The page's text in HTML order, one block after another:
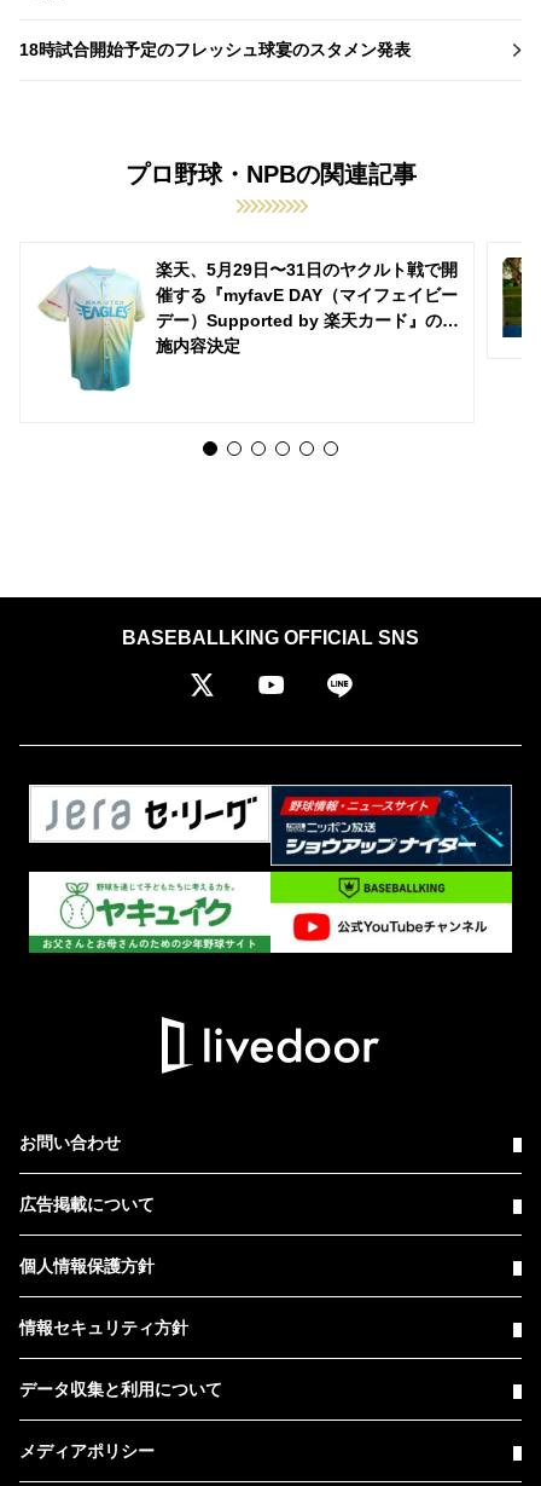
18時試合開始予定のフレッシュ球宴のスタメン発表
プロ野球・NPBの関連記事
楽天、5月29日〜31日のヤクルト戦で開
催する『myfavE DAY（マイフェイビー
デー）Supported by 楽天カード』の実
施内容決定
BASEBALLKING OFFICIAL SNS
お問い合わせ
広告掲載について
個人情報保護方針
情報セキュリティ方針
データ収集と利用について
メディアポリシー